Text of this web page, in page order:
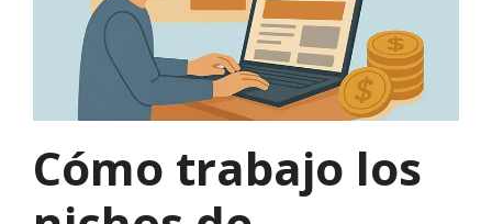
Cómo trabajo los